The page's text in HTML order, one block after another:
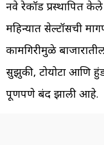
नवे रेकॉर्ड प्रस्थापित
महिन्यात सेल्टॉसची
कामगिरीमुळे
सुझुकी, टोयोटा आणि
पूर्णपणे बंद झाली आहे.